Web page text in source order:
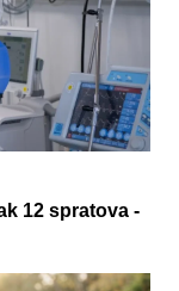
12 spratova -